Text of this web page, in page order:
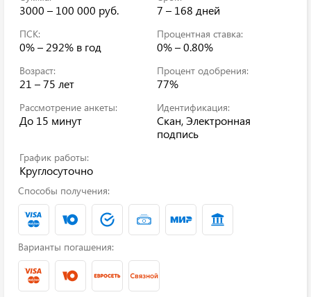
3000 – 100 000 руб. 7 – 168 дней
ПСК:
0% – 292% в год
Процентная ставка:
0% – 0.80%
Возраст:
21 – 75 лет
Процент одобрения:
77%
Рассмотрение анкеты:
До 15 минут
Идентификация:
Скан, Электронная
подпись
График работы:
Круглосуточно
Способы получения:
Варианты погашения: